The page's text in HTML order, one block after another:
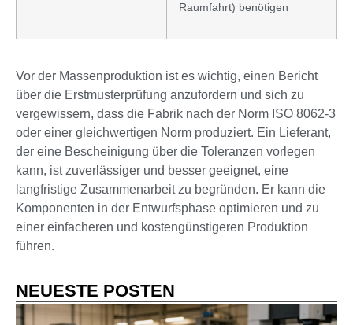
Raumfahrt) benötigen
Vor der Massenproduktion ist es wichtig, einen Bericht
über die Erstmusterprüfung anzufordern und sich zu
vergewissern, dass die Fabrik nach der Norm ISO 8062-3
oder einer gleichwertigen Norm produziert. Ein Lieferant,
der eine Bescheinigung über die Toleranzen vorlegen
kann, ist zuverlässiger und besser geeignet, eine
langfristige Zusammenarbeit zu begründen. Er kann die
Komponenten in der Entwurfsphase optimieren und zu
einer einfacheren und kostengünstigeren Produktion
führen.
NEUESTE POSTEN